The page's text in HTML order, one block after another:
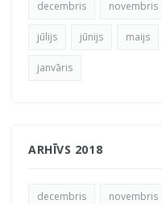
decembris novembris
jūlijs jūnijs maijs
janvāris
ARHĪVS 2018
decembris novembris